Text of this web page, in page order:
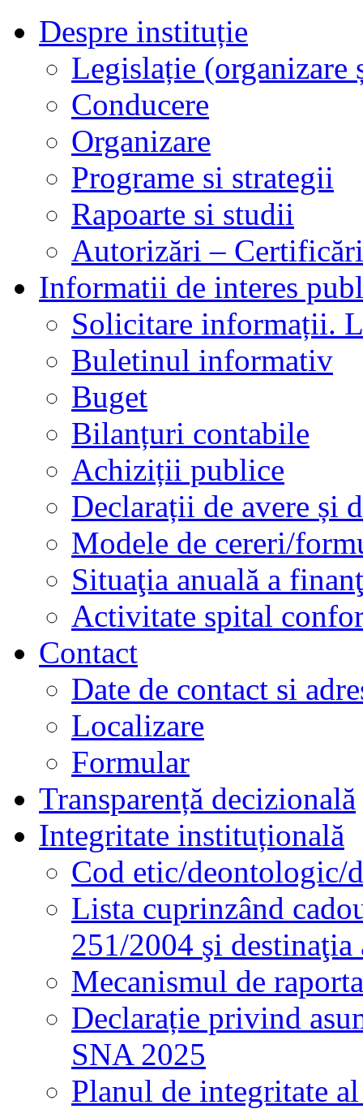
Despre instituție
Legislație
Conducere
Organizare
Programe si strategii
Rapoarte si studii
Autorizări –
Informatii de interes
Solicitare informații.
Buletinul informativ
Buget
Bilanțuri contabile
Achiziții publice
Declarații de avere și
Modele de cereri/
Situaţia anuală a
Activitate spital
Contact
Date de contact si
Localizare
Formular
Transparență decizională
Integritate instituțională
Cod etic/deontologic/
Lista cuprinzând
251/2004 şi destinaţia
Mecanismul de
Declarație privind
SNA 2025
Planul de integritate